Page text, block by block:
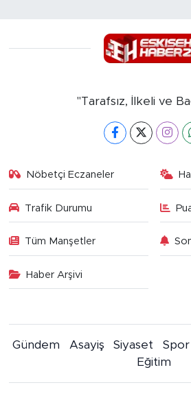
"Tarafsız, İlkeli ve
Nöbetçi Eczaneler
Trafik Durumu
Tüm Manşetler
Haber Arşivi
Gündem Asayiş Siyaset Spor
Eğitim